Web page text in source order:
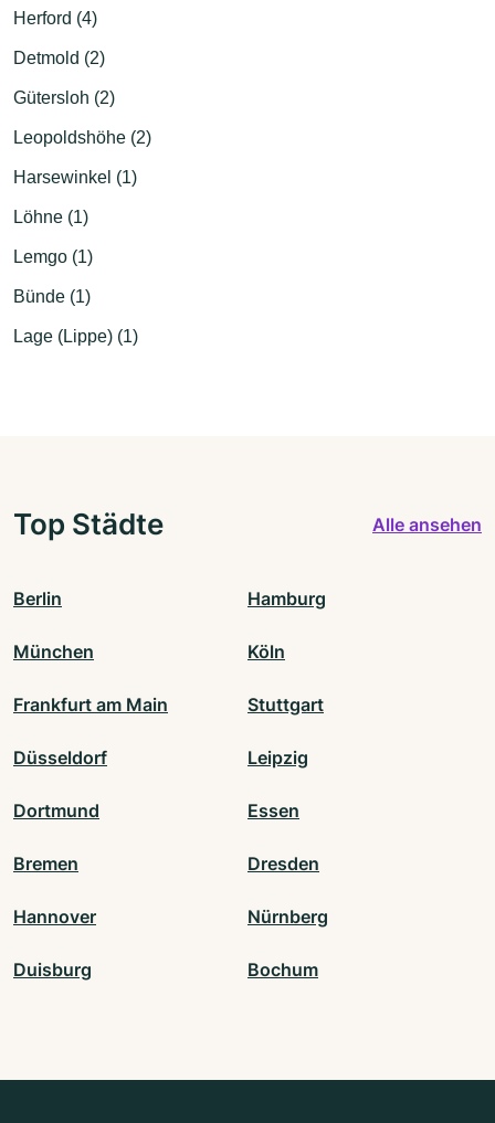
Herford (4)
Detmold (2)
Gütersloh (2)
Leopoldshöhe (2)
Harsewinkel (1)
Löhne (1)
Lemgo (1)
Bünde (1)
Lage (Lippe) (1)
Top Städte Alle ansehen
Berlin Hamburg
München Köln
Frankfurt am Main Stuttgart
Düsseldorf Leipzig
Dortmund Essen
Bremen Dresden
Hannover Nürnberg
Duisburg Bochum